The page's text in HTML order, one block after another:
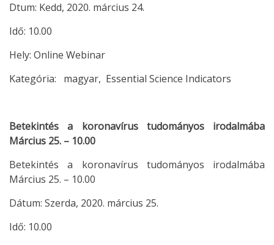
Dtum: Kedd, 2020. március 24.
Idő: 10.00
Hely: Online Webinar
Kategória: magyar, Essential Science Indicators
Betekintés a koronavírus tudományos irodalmába
Március 25. – 10.00
Betekintés a koronavírus tudományos irodalmába
Március 25. – 10.00
Dátum: Szerda, 2020. március 25.
Idő: 10.00